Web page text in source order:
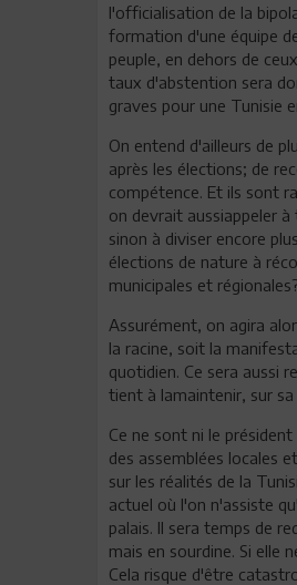
l'officialisation de la
formation d'une équipe
peuple, en dehors de
taux d'abstention sera
graves pour une Tunisie
On entend d'ailleurs de
après les élections; de
compétence. Et ils sont
on devrait aussiappeler
sinon à diviser encore
élections de nature à
municipales et
Assurément, on agira
la racine, soit la
quotidien. Ce sera aussi
tient à lamaintenir, sur
Ce ne sont ni le
des assemblées locales
sur les réalités de la
actuel où l'on n'assiste
palais. Il sera temps de
mais en sourdine. Si elle
Cela risque d'être